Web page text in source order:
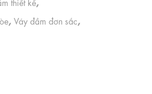
, Váy đầm đơn sắc,